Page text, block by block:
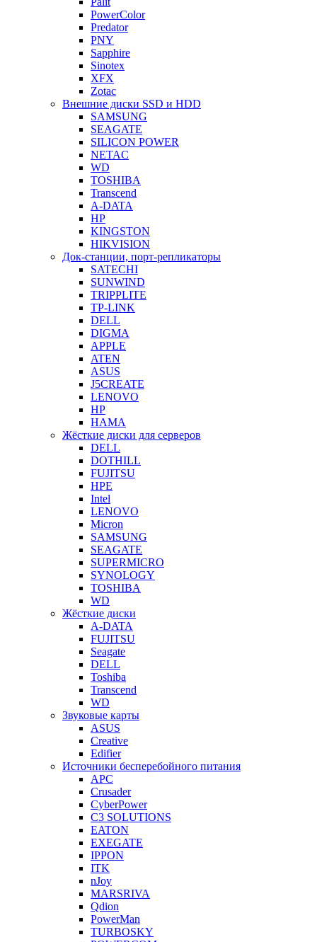
PowerColor
Predator
PNY
Sapphire
Sinotex
XFX
Zotac
Внешние диски SSD и HDD
SAMSUNG
SEAGATE
SILICON POWER
NETAC
WD
TOSHIBA
Transcend
A-DATA
HP
KINGSTON
HIKVISION
Док-станции, порт-репликаторы
SATECHI
SUNWIND
TRIPPLITE
TP-LINK
DELL
DIGMA
APPLE
ATEN
ASUS
J5CREATE
LENOVO
HP
HAMA
Жёсткие диски для серверов
DELL
DOTHILL
FUJITSU
HPE
Intel
LENOVO
Micron
SAMSUNG
SEAGATE
SUPERMICRO
SYNOLOGY
TOSHIBA
WD
Жёсткие диски
A-DATA
FUJITSU
Seagate
DELL
Toshiba
Transcend
WD
Звуковые карты
ASUS
Creative
Edifier
Источники бесперебойного питания
APC
Crusader
CyberPower
C3 SOLUTIONS
EATON
EXEGATE
IPPON
ITK
nJoy
MARSRIVA
Qdion
PowerMan
TURBOSKY